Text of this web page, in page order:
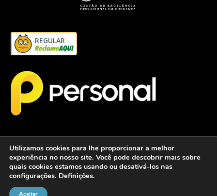
REGULAR
2026 - Personalcob - CNPJ: 12.837.042/0001-60- Todos direitos
Utilizamos cookies para lhe proporcionar a melhor
experiência no nosso site. Você pode descobrir mais sobre
quais cookies estamos usando ou desativá-los nas
configurações. Definições.
Aceitar